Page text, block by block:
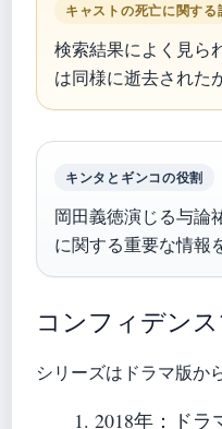
キャストの死亡に関する
検索結果によく見ら
は同様に逝去された
キンタとギンコの役割
岡田義徳演じる与論
に関する重要な情報
コンフィデン
シリーズはドラマ版か
2018年 ：ド